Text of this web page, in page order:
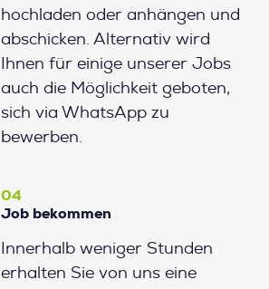
hochladen oder anhängen und
abschicken. Alternativ wird
Ihnen für einige unserer Jobs
auch die Möglichkeit geboten,
sich via WhatsApp zu
bewerben.
04
Job bekommen
Innerhalb weniger Stunden
erhalten Sie von uns eine